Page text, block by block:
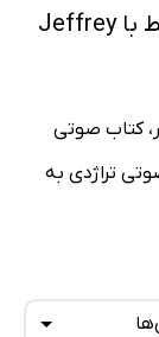
خرید و شنیدن کتاب‌های صوتی مرتبط با Jeffrey
کتاب صوتی
تراژدی به